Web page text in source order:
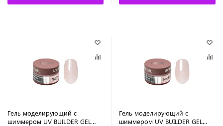
Гель моделирующий с
шиммером UV BUILDER GEL
Гель моделирующий с
шиммером UV BUILDER GEL